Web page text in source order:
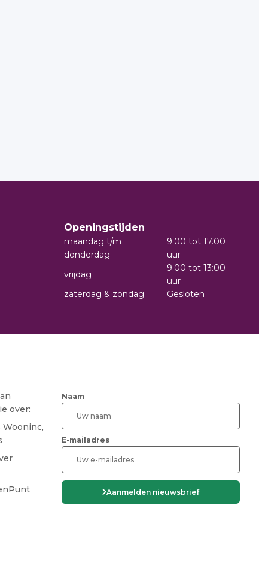
Openingstijden
maandag t/m
donderdag
9.00 tot 17.00
uur
vrijdag
9.00 tot 13:00
uur
zaterdag & zondag
Gesloten
over:
Naam
E-mailadres
CAPTCHA
Aanmelden nieuwsbrief